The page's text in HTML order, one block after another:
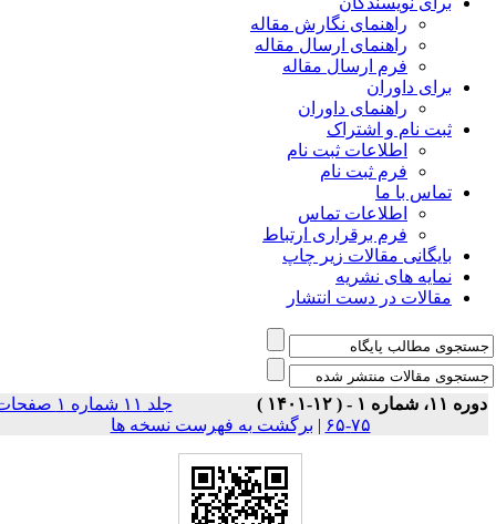
راهنمای نگارش مقاله
راهنمای ارسال مقاله
فرم ارسال مقاله
برای داوران
راهنمای داوران
ثبت نام و اشتراک
اطلاعات ثبت نام
فرم ثبت نام
تماس با ما
اطلاعات تماس
فرم برقراری ارتباط
بایگانی مقالات زیر چاپ
نمایه های نشریه
مقالات در دست انتشار
۱۱، شماره ۱ - ( ۱۲-۱۴۰۱ )
جلد ۱۱ شماره ۱ صفحات
۷۵-۶۵
| برگشت به فهرست نسخه ها